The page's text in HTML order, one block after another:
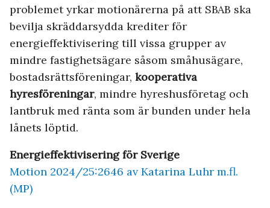
problemet yrkar motionärerna på att SBAB ska
bevilja skräddarsydda krediter för
energieffektivisering till vissa grupper av
mindre fastighetsägare såsom småhusägare,
bostadsrättsföreningar, kooperativa
hyresföreningar, mindre hyreshusföretag och
lantbruk med ränta som är bunden under hela
lånets löptid.
Energieffektivisering för Sverige
Motion 2024/25:2646 av Katarina Luhr m.fl.
(MP)